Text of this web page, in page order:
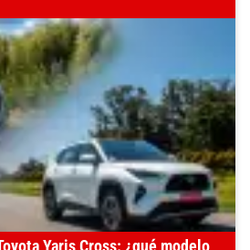
Yaris Cross: ¿qué modelo